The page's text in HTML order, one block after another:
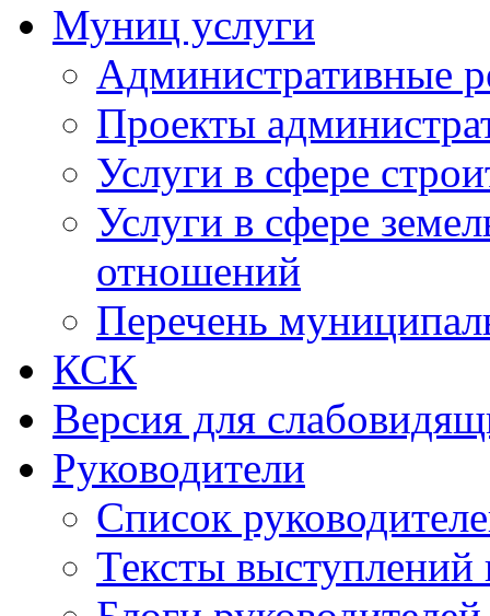
Муниц услуги
Административные
Проекты
Услуги в сфере
Услуги в сфере
отношений
Перечень
КСК
Версия для
Руководители
Список
Тексты выступлений